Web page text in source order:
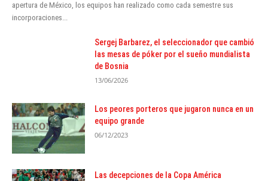
apertura de México, los equipos han realizado como cada semestre sus
incorporaciones...
Sergej Barbarez, el seleccionador que cambió
las mesas de póker por el sueño mundialista
de Bosnia
13/06/2026
Los peores porteros que jugaron nunca en un
equipo grande
06/12/2023
Las decepciones de la Copa América